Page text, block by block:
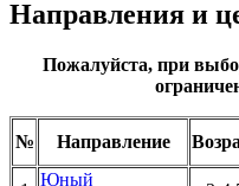
Направления и
Пожалуйста, при
№ Направление
Юный